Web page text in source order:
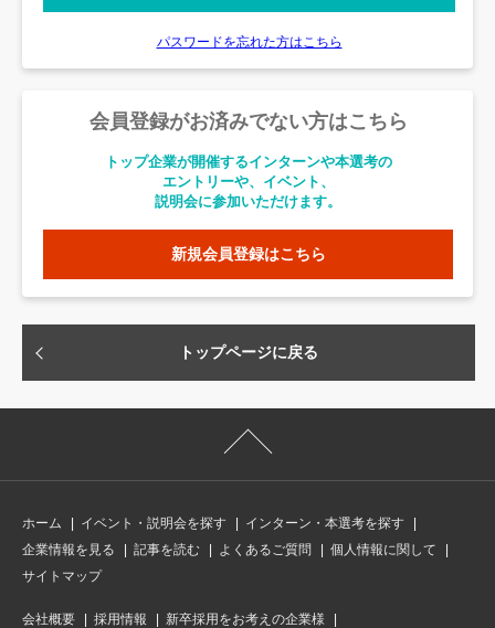
パスワードを忘れた方はこちら
会員登録がお済みでない方はこちら
トップ企業が開催するインターンや本選考の
エントリーや、イベント、
説明会に参加いただけます。
新規会員登録はこちら
トップページに戻る
ホーム イベント・説明会を探す
インターン・本選考を探す
企業情報を見る
記事を読む よくあるご質問
個人情報に関して
サイトマップ
会社概要 採用情報
新卒採用をお考えの企業様